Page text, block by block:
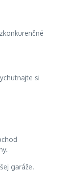
si
garáže.